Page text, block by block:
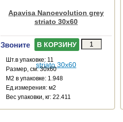
Apavisa Nanoevolution grey
striato 30x60
Звоните В КОРЗИНУ
Шт.в упаковке: 11
Размер, см: 30x60
М2 в упаковке: 1.948
Ед.измерения: м2
Веc упаковки, кг: 22.411